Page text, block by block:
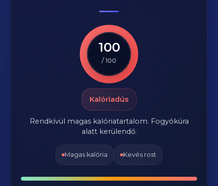
100
/ 100
Kalóriadús
Rendkívül magas kalóriatartalom. Fogyókúra
alatt kerülendő.
Magas kalória Kevés rost